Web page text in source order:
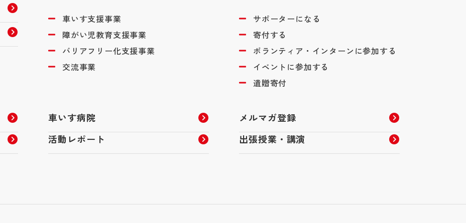
車いす支援事業
障がい児教育支援事業
バリアフリー化支援事業
交流事業
サポーターになる
寄付する
ボランティア・インターンに参加する
イベントに参加する
遺贈寄付
車いす病院
活動レポート
メルマガ登録
出張授業・講演